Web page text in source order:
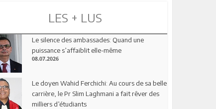
LES + LUS
Le silence des ambassades: Quand une
puissance s’affaiblit elle-même
08.07.2026
Le doyen Wahid Ferchichi: Au cours de sa belle
carrière, le Pr Slim Laghmani a fait rêver des
milliers d’étudiants